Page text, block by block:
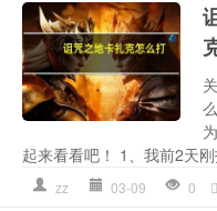
起来看看吧！ 1、我前2天
zz 03-09 0